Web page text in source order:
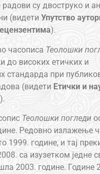
радови су двоструко и
(видетиУпутство
).
часописа Теолошки
до високих етичких и
стандарда при
(видети Етички и
).
Теолошки погледи
Редовно излажење
1999. године, и тај
са изузетком једне
2003. године. Године